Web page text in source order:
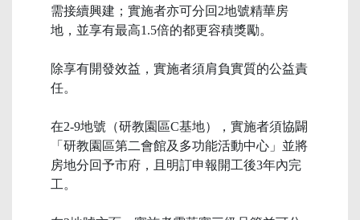
需接續興建；實施者亦可分回2地號精華房
地，並享有最高1.5倍的都更容積獎勵。
除享有開發效益，實施者須肩負實質的公益責
任。
在2-9地號（研教園區C基地），實施者須協闢
「研教園區第二會館及多功能活動中心」並將
房地分回予市府，且明訂申報開工後3年內完
工。